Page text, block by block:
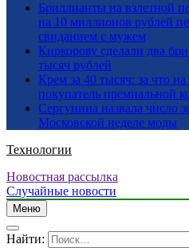
Бриллианты на взлетной
на 10 миллионов рублей
свиданием с мужем
Киркорову сделали два
тысяч рублей
Крем за 40 тысяч: за что
покупатель премиальной
Сергунина назвала число
Московской неделе моды
Технологии
Новостная рассылка
Случайные новости
Меню
Найти: